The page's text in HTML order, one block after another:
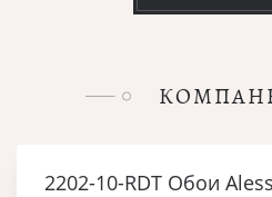
2202-10-RDT Обои